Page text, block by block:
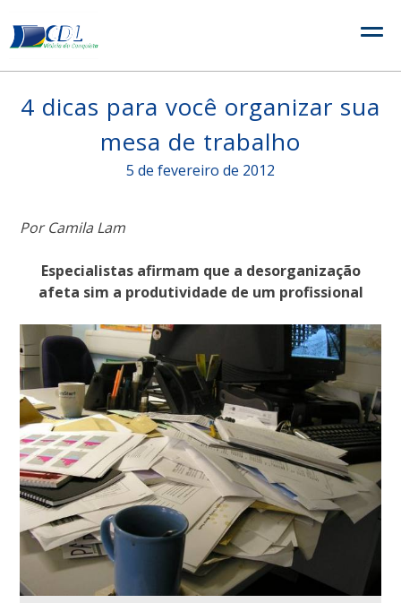
to
content
4 dicas para você organizar sua
mesa de trabalho
5 de fevereiro de 2012
Por Camila Lam
Especialistas afirmam que a desorganização
afeta sim a produtividade de um profissional